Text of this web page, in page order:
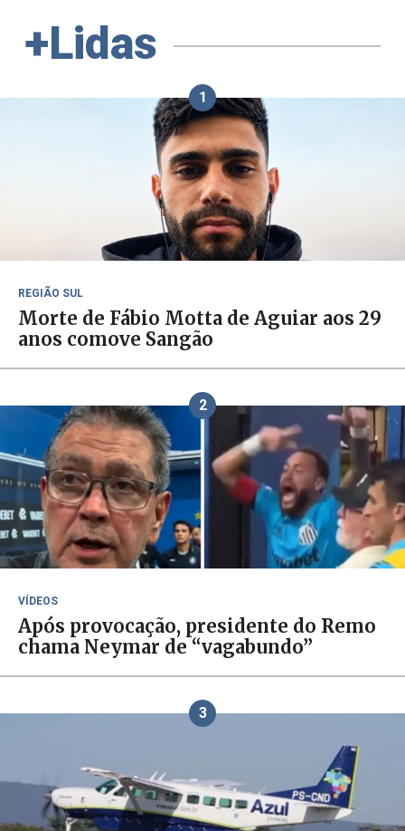
+Lidas
1
REGIÃO SUL
Morte de Fábio Motta de Aguiar aos 29
anos comove Sangão
2
VÍDEOS
Após provocação, presidente do Remo
chama Neymar de “vagabundo”
3